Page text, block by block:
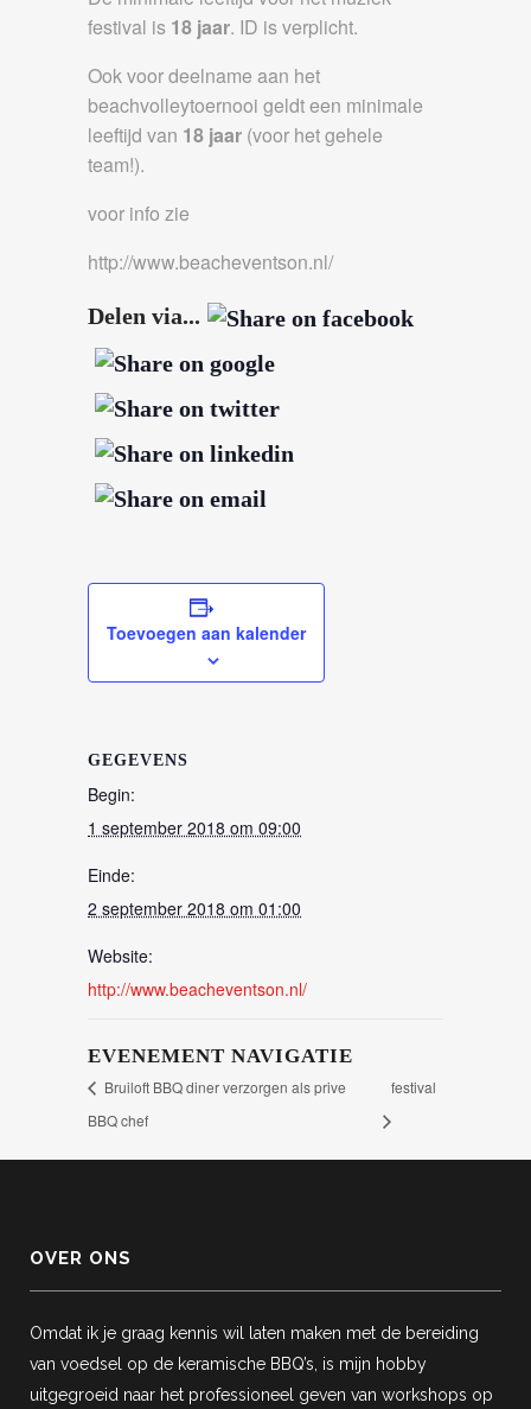
festival is 18 jaar. ID is verplicht.
Ook voor deelname aan het
beachvolleytoernooi geldt een minimale
leeftijd van 18 jaar (voor het gehele
team!).
voor info zie
http://www.beacheventson.nl/
Delen via...
Toevoegen aan kalender
GEGEVENS
Begin:
1 september 2018 om 09:00
Einde:
2 september 2018 om 01:00
Website:
http://www.beacheventson.nl/
EVENEMENT NAVIGATIE
Bruiloft BBQ diner verzorgen als prive
BBQ chef
festival
OVER ONS
Omdat ik je graag kennis wil laten maken met de bereiding
van voedsel op de keramische BBQ’s, is mijn hobby
uitgegroeid naar het professioneel geven van workshops op